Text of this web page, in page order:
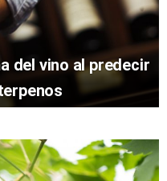
del vino al predecir